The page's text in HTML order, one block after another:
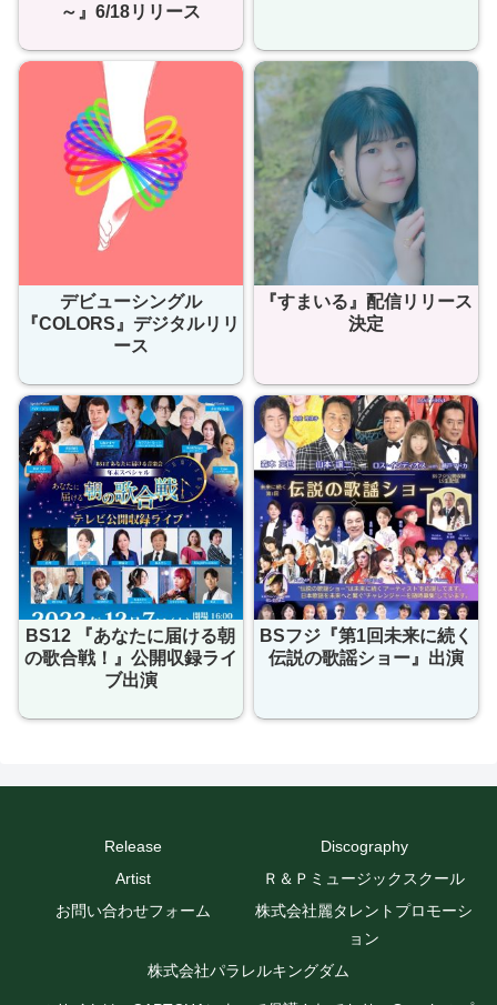
～』6/18リリース
デビューシングル
『COLORS』デジタルリリ
ース
『すまいる』配信リリース
決定
BS12 『あなたに届ける朝
の歌合戦！』公開収録ライ
ブ出演
BSフジ『第1回未来に続く
伝説の歌謡ショー』出演
Release
Discography
Artist
Ｒ＆Ｐミュージックスクール
お問い合わせフォーム
株式会社麗タレントプロモーシ
ョン
株式会社パラレルキングダム